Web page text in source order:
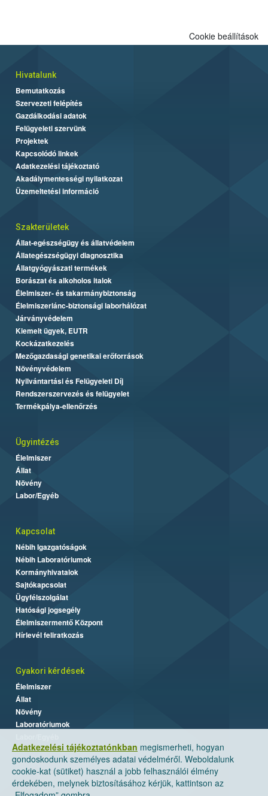
Adatkezelési tájékoztatónkban megismerheti, hogyan
gondoskodunk személyes adatai védelméről. Weboldalunk
cookie-kat (sütiket) használ a jobb felhasználói élmény
érdekében, melynek biztosításához kérjük, kattintson az
Cookie beállítások
Hivatalunk
Bemutatkozás
Szervezeti felépítés
Gazdálkodási adatok
Felügyeleti szervünk
Projektek
Kapcsolódó linkek
Adatkezelési tájékoztató
Akadálymentességi nyilatkozat
Üzemeltetési információ
Szakterületek
Állat-egészségügy és állatvédelem
Állategészségügyi diagnosztika
Állatgyógyászati termékek
Borászat és alkoholos italok
Élelmiszer- és takarmánybiztonság
Élelmiszerlánc-biztonsági laborhálózat
Járványvédelem
Kiemelt ügyek, EUTR
Kockázatkezelés
Mezőgazdasági genetikai erőforrások
Növényvédelem
Nyilvántartási és Felügyeleti Díj
Rendszerszervezés és felügyelet
Termékpálya-ellenőrzés
Ügyintézés
Élelmiszer
Állat
Növény
Labor/Egyéb
Kapcsolat
Nébih Igazgatóságok
Nébih Laboratóriumok
Kormányhivatalok
Sajtókapcsolat
Ügyfélszolgálat
Hatósági jogsegély
Élelmiszermentő Központ
Hírlevél feliratkozás
Gyakori kérdések
Élelmiszer
Állat
Növény
Laboratóriumok